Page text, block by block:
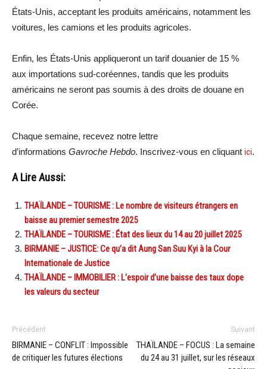
États-Unis, acceptant les produits américains, notamment les
voitures, les camions et les produits agricoles.
Enfin, les États-Unis appliqueront un tarif douanier de 15 %
aux importations sud-coréennes, tandis que les produits
américains ne seront pas soumis à des droits de douane en
Corée.
Chaque semaine, recevez notre lettre
d’informations Gavroche Hebdo. Inscrivez-vous en cliquant ici.
A Lire Aussi:
THAÏLANDE – TOURISME : Le nombre de visiteurs étrangers en
baisse au premier semestre 2025
THAÏLANDE – TOURISME : État des lieux du 14 au 20 juillet 2025
BIRMANIE – JUSTICE: Ce qu’a dit Aung San Suu Kyi à la Cour
Internationale de Justice
THAÏLANDE – IMMOBILIER : L’espoir d’une baisse des taux dope
les valeurs du secteur
Précédent
BIRMANIE – CONFLIT : Impossible
de critiquer les futures élections
Suivant
THAÏLANDE – FOCUS : La semaine
du 24 au 31 juillet, sur les réseaux